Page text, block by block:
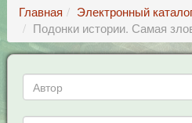
Главная
Электронный
Подонки истории. Самая